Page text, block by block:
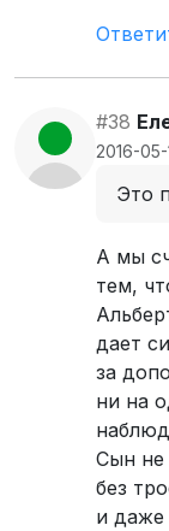
#38
2016-05-
Это
А мы
тем,
дает
за
ни на
Сын не
без
и даже